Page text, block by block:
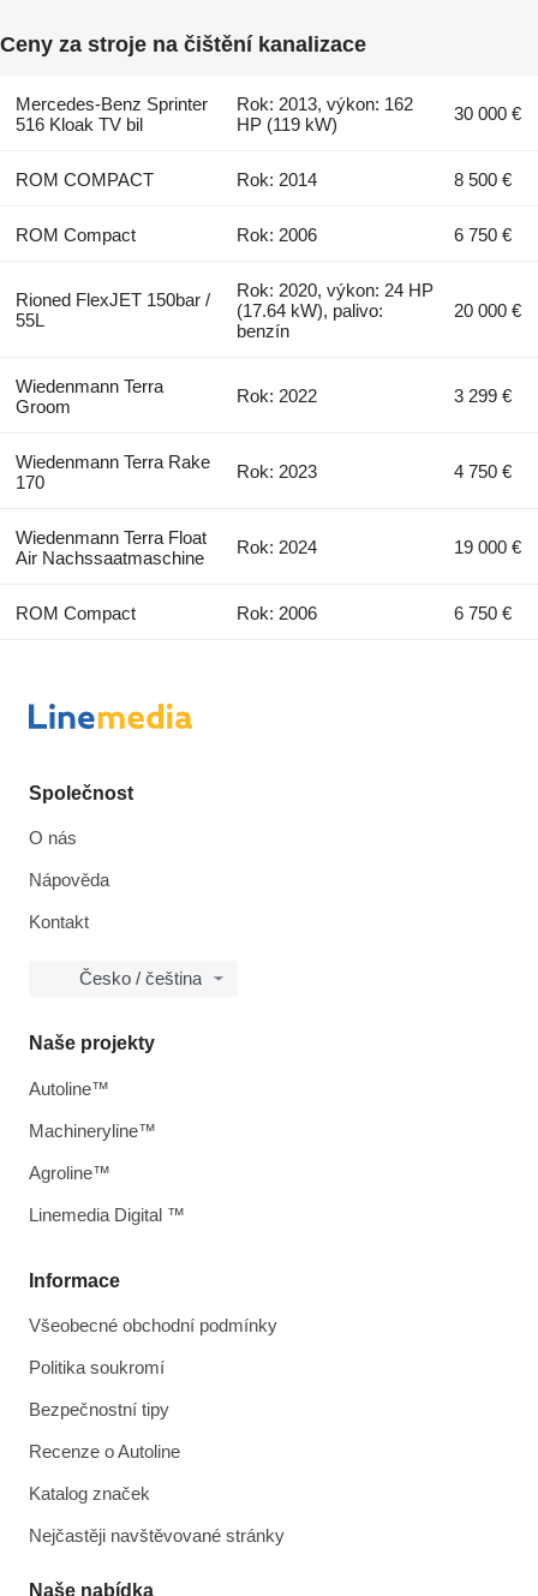
Ceny za stroje na čištění kanalizace
Mercedes-Benz Sprinter
516 Kloak TV bil
Rok: 2013, výkon: 162
HP (119 kW)
30 000 €
ROM COMPACT Rok: 2014 8 500 €
ROM Compact Rok: 2006 6 750 €
Rioned FlexJET 150bar /
55L
Rok: 2020, výkon: 24 HP
(17.64 kW), palivo:
benzín
20 000 €
Wiedenmann Terra
Groom
Rok: 2022 3 299 €
Wiedenmann Terra Rake
170
Rok: 2023 4 750 €
Wiedenmann Terra Float
Air Nachssaatmaschine
Rok: 2024 19 000 €
ROM Compact Rok: 2006 6 750 €
Společnost
O nás
Nápověda
Kontakt
Česko / čeština
Informace
Všeobecné obchodní podmínky
Politika soukromí
Bezpečnostní tipy
Recenze o Autoline
Katalog značek
Nejčastěji navštěvované stránky
Naše nabídka
Naše projekty
Autoline™
Machineryline™
Agroline™
Linemedia Digital ™